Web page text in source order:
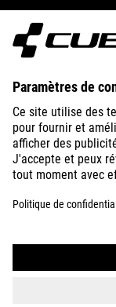
ABOUT US
EXPLORE